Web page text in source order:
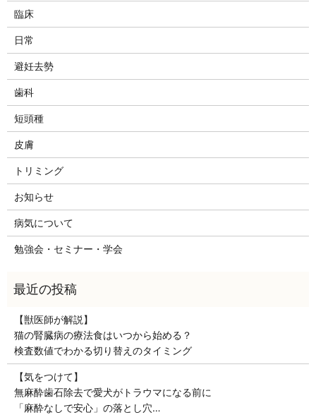
臨床
日常
避妊去勢
歯科
短頭種
皮膚
トリミング
お知らせ
病気について
勉強会・セミナー・学会
【獣医師が解説】
猫の腎臓病の療法食はいつから始める？
検査数値でわかる切り替えのタイミング
【気をつけて】
無麻酔歯石除去で愛犬がトラウマになる前に
「麻酔なしで安心」の落とし穴…